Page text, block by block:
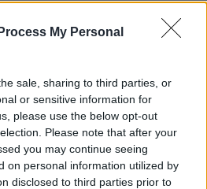
My Personal
sale, sharing to third parties, or
or sensitive information for
please use the below opt-out
Please note that after your
you may continue seeing
on personal information utilized by
disclosed to third parties prior to